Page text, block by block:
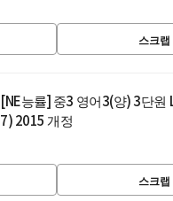
스크랩
[NE능률] 중3 영어3(양) 3단원
7) 2015 개정
스크랩